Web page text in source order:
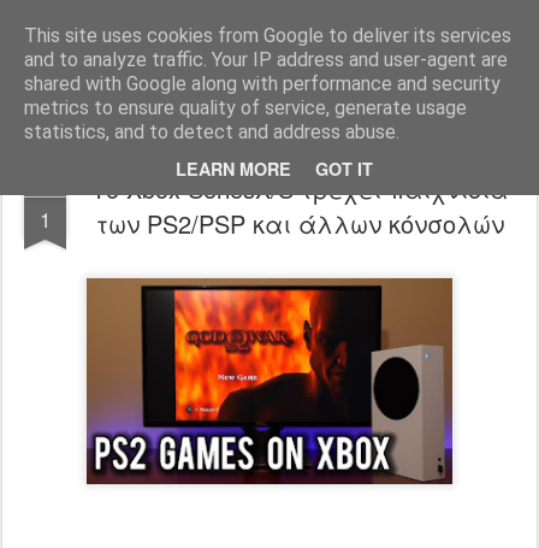
This site uses cookies from Google to deliver its services
and to analyze traffic. Your IP address and user-agent are
shared with Google along with performance and security
metrics to ensure quality of service, generate usage
statistics, and to detect and address abuse.
LEARN MORE GOT IT
www.psjailbreak.gr Καλωσήρθατε στο No1 site για τις κονσόλες Playstation στην Ελλάδα
Pages
1
Το Xbox SeriesX/S τρέχει παιχνίδια
των PS2/PSP και άλλων κόνσολών